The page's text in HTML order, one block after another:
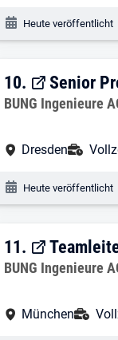
Heute veröffentlicht
10.
10. Senior
Arbeitgeber:
BUNG Ingenieure
Arbeitsort:
Dresden
Heute veröffentlicht
11.
11.
Arbeitgeber:
BUNG Ingenieure
Arbeitsort:
München